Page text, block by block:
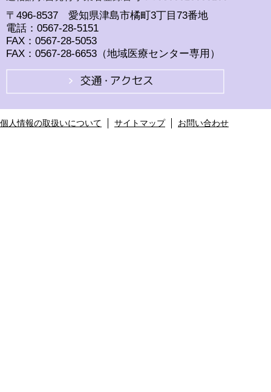
〒496-8537 愛知県津島市橘町3丁目73番地
電話：0567-28-5151
FAX：0567-28-5053
FAX：0567-28-6653（地域医療センター専用）
個人情報の取扱いについて サイトマップ お問い合わせ